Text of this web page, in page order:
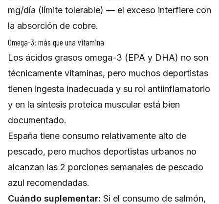
mg/día (límite tolerable) — el exceso interfiere con
la absorción de cobre.
Omega-3: más que una vitamina
Los ácidos grasos omega-3 (EPA y DHA) no son
técnicamente vitaminas, pero muchos deportistas
tienen ingesta inadecuada y su rol antiinflamatorio
y en la síntesis proteica muscular está bien
documentado.
España tiene consumo relativamente alto de
pescado, pero muchos deportistas urbanos no
alcanzan las 2 porciones semanales de pescado
azul recomendadas.
Cuándo suplementar: Si el consumo de salmón,